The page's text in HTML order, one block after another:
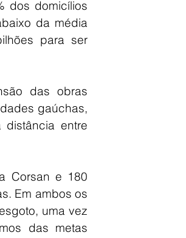
dos domicílios
da média
para ser
das obras
gaúchas,
distância entre
Corsan e 180
Em ambos os
uma vez
das metas